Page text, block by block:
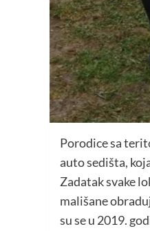
Porodice sa
auto sedišta,
Zadatak svake
mališane
su se u 2019.